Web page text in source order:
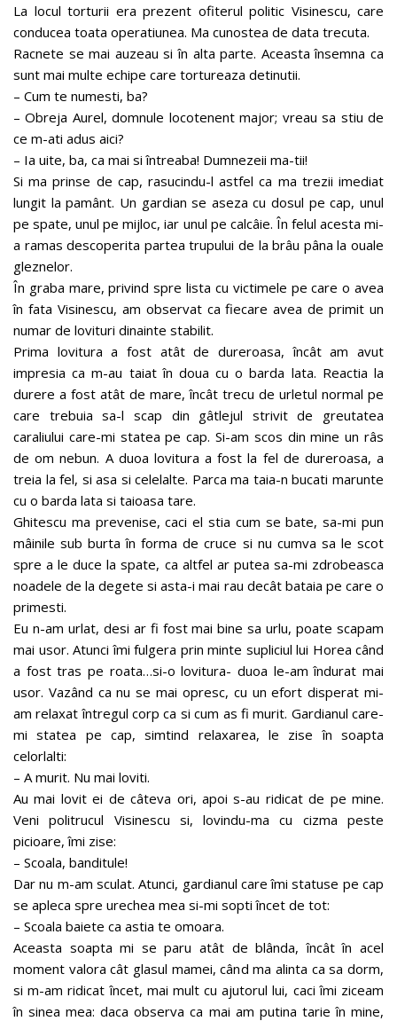
La locul torturii era prezent ofiterul politic Visinescu, care
conducea toata operatiunea. Ma cunostea de data trecuta.
Racnete se mai auzeau si în alta parte. Aceasta însemna ca
sunt mai multe echipe care tortureaza detinutii.
– Cum te numesti, ba?
– Obreja Aurel, domnule locotenent major; vreau sa stiu de
ce m-ati adus aici?
– Ia uite, ba, ca mai si întreaba! Dumnezeii ma-tii!
Si ma prinse de cap, rasucindu-l astfel ca ma trezii imediat
lungit la pamânt. Un gardian se aseza cu dosul pe cap, unul
pe spate, unul pe mijloc, iar unul pe calcâie. În felul acesta mi-
a ramas descoperita partea trupului de la brâu pâna la ouale
gleznelor.
În graba mare, privind spre lista cu victimele pe care o avea
în fata Visinescu, am observat ca fiecare avea de primit un
numar de lovituri dinainte stabilit.
Prima lovitura a fost atât de dureroasa, încât am avut
impresia ca m-au taiat în doua cu o barda lata. Reactia la
durere a fost atât de mare, încât trecu de urletul normal pe
care trebuia sa-l scap din gâtlejul strivit de greutatea
caraliului care-mi statea pe cap. Si-am scos din mine un râs
de om nebun. A duoa lovitura a fost la fel de dureroasa, a
treia la fel, si asa si celelalte. Parca ma taia-n bucati marunte
cu o barda lata si taioasa tare.
Ghitescu ma prevenise, caci el stia cum se bate, sa-mi pun
mâinile sub burta în forma de cruce si nu cumva sa le scot
spre a le duce la spate, ca altfel ar putea sa-mi zdrobeasca
noadele de la degete si asta-i mai rau decât bataia pe care o
primesti.
Eu n-am urlat, desi ar fi fost mai bine sa urlu, poate scapam
mai usor. Atunci îmi fulgera prin minte supliciul lui Horea când
a fost tras pe roata…si-o lovitura- duoa le-am îndurat mai
usor. Vazând ca nu se mai opresc, cu un efort disperat mi-
am relaxat întregul corp ca si cum as fi murit. Gardianul care-
mi statea pe cap, simtind relaxarea, le zise în soapta
celorlalti:
– A murit. Nu mai loviti.
Au mai lovit ei de câteva ori, apoi s-au ridicat de pe mine.
Veni politrucul Visinescu si, lovindu-ma cu cizma peste
picioare, îmi zise:
– Scoala, banditule!
Dar nu m-am sculat. Atunci, gardianul care îmi statuse pe cap
se apleca spre urechea mea si-mi sopti încet de tot:
– Scoala baiete ca astia te omoara.
Aceasta soapta mi se paru atât de blânda, încât în acel
moment valora cât glasul mamei, când ma alinta ca sa dorm,
si m-am ridicat încet, mai mult cu ajutorul lui, caci îmi ziceam
în sinea mea: daca observa ca mai am putina tarie în mine,